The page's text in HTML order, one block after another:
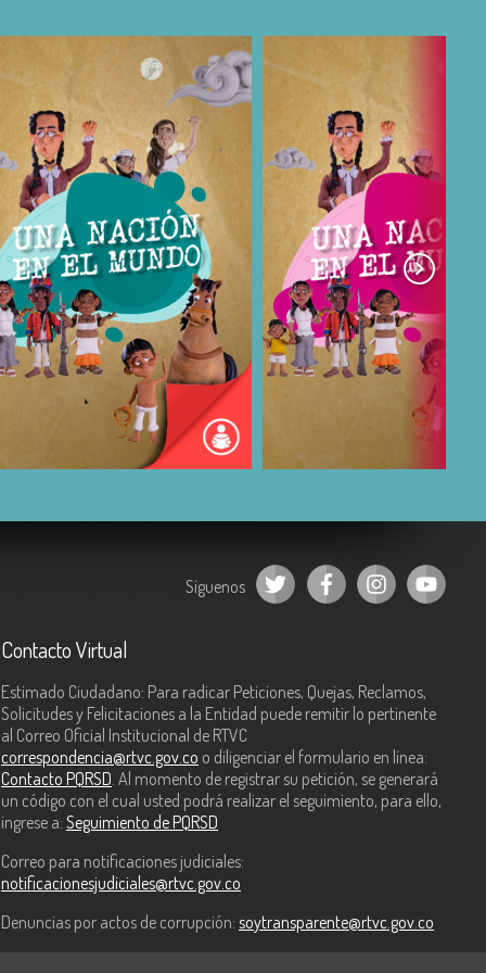
Síguenos
Contacto Virtual
Estimado Ciudadano: Para radicar Peticiones, Quejas, Reclamos,
Solicitudes y Felicitaciones a la Entidad puede remitir lo pertinente
al Correo Oficial Institucional de RTVC
correspondencia@rtvc.gov.co o diligenciar el formulario en línea:
Contacto PQRSD . Al momento de registrar su petición, se generará
un código con el cual usted podrá realizar el seguimiento, para ello,
ingrese a: Seguimiento de PQRSD
Correo para notificaciones judiciales:
notificacionesjudiciales@rtvc.gov.co
Denuncias por actos de corrupción: soytransparente@rtvc.gov.co